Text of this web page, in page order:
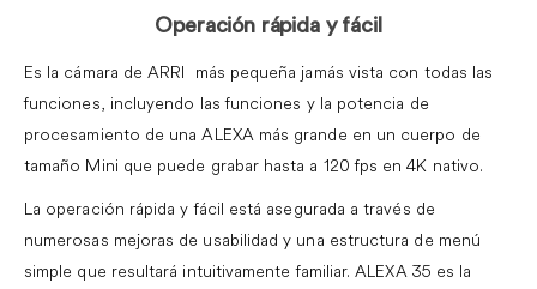
Operación rápida y fácil
Es la cámara de ARRI más pequeña jamás vista con todas las
funciones, incluyendo las funciones y la potencia de
procesamiento de una ALEXA más grande en un cuerpo de
tamaño Mini que puede grabar hasta a 120 fps en 4K nativo.
La operación rápida y fácil está asegurada a través de
numerosas mejoras de usabilidad y una estructura de menú
simple que resultará intuitivamente familiar.ALEXA 35 es la